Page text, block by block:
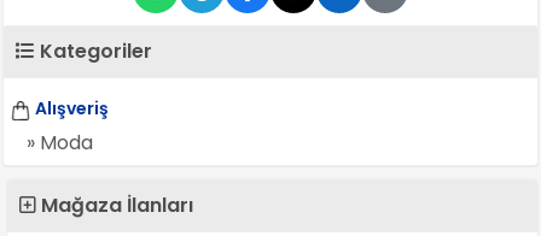
Kategoriler
Alışveriş
» Moda
Mağaza İlanları